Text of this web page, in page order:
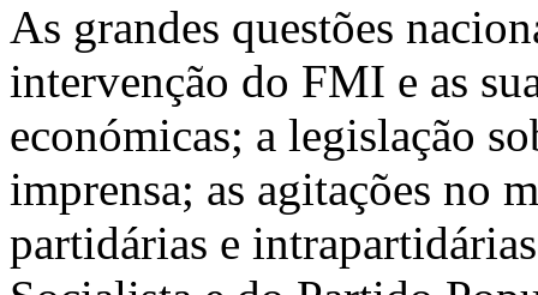
As grandes questões
intervenção do FMI e as
económicas; a legislação
imprensa; as agitações no
partidárias e